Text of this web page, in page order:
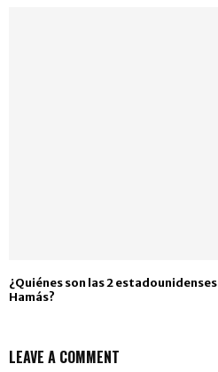
¿Quiénes son las 2
Hamás?
LEAVE A COMMENT